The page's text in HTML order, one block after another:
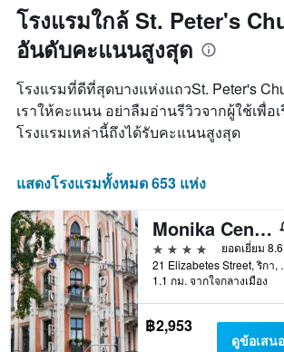
โรงแรมใกล้ St. Peter's
อันดับคะแนนสูงสุด
โรงแรมที่ดีที่สุดบางแห่งแถวSt. Peter's
เราให้คะแนน อย่าลืมอ่านรีวิวจากผู้ใช้เพื่อ
โรงแรมเหล่านี้ถึงได้รับคะแนนสูงสุด
แสดงโรงแรมทั้งหมด 653 แห่ง
Monika Centrum Hotels
4 ดาว
ยอดเยี่ยม 8.6
21
1.1 กม. จากใจกลางเมือง
฿2,953
ดูข้อเสนอ